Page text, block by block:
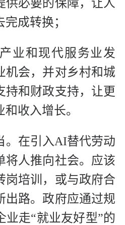
供必要的保障，让人
成转换；
业和现代服务业发
机会，并对乡村和城
持和财政支持，让更
收入增长。
。在引入AI替代劳动
将人推向社会。应该
岗培训，或与政府合
出路。政府应通过规
业走“就业友好型”的